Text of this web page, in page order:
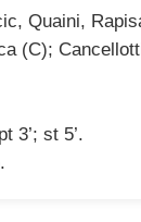
Quaini,
(C);
3’; st 5’.